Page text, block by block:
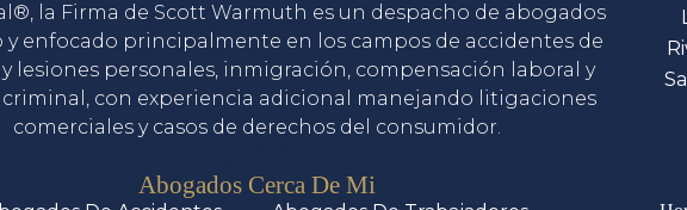
la Firma de Scott Warmuth es un despacho de abogados
y enfocado principalmente en los campos de accidentes de
lesiones personales, inmigración, compensación laboral y
criminal, con experiencia adicional manejando litigaciones
comerciales y casos de derechos del consumidor.
Abogados Cerca De Mi